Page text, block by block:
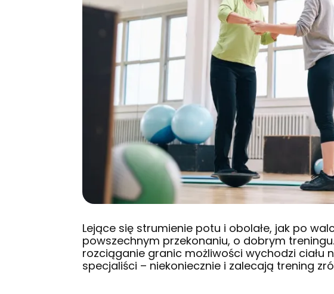
Lejące się strumienie potu i obolałe, jak po
powszechnym przekonaniu, o dobrym
rozciąganie granic możliwości wychodzi ciału
specjaliści – niekoniecznie i zalecają trening